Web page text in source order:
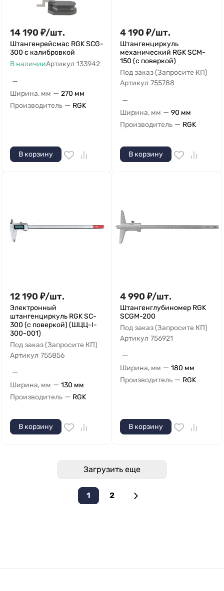
14 190 ₽/шт.
Штангенрейсмас RGK SCG-
300 с калибровкой
В наличииАртикул 133942
—
Ширина, мм — 270 мм
Производитель — RGK
В корзину
4 190 ₽/шт.
Штангенциркуль
механический RGK SCM-
150 (с поверкой)
Под заказ (Запросите КП)
Артикул 755788
—
Ширина, мм — 90 мм
Производитель — RGK
В корзину
12 190 ₽/шт.
Электронный
штангенциркуль RGK SC-
300 (с поверкой) (ШЦЦ-I-
300-001)
Под заказ (Запросите КП)
Артикул 755856
—
Ширина, мм — 130 мм
Производитель — RGK
В корзину
4 990 ₽/шт.
Штангенглубиномер RGK
SCGM-200
Под заказ (Запросите КП)
Артикул 756921
—
Ширина, мм — 180 мм
Производитель — RGK
В корзину
Загрузить еще
1 2